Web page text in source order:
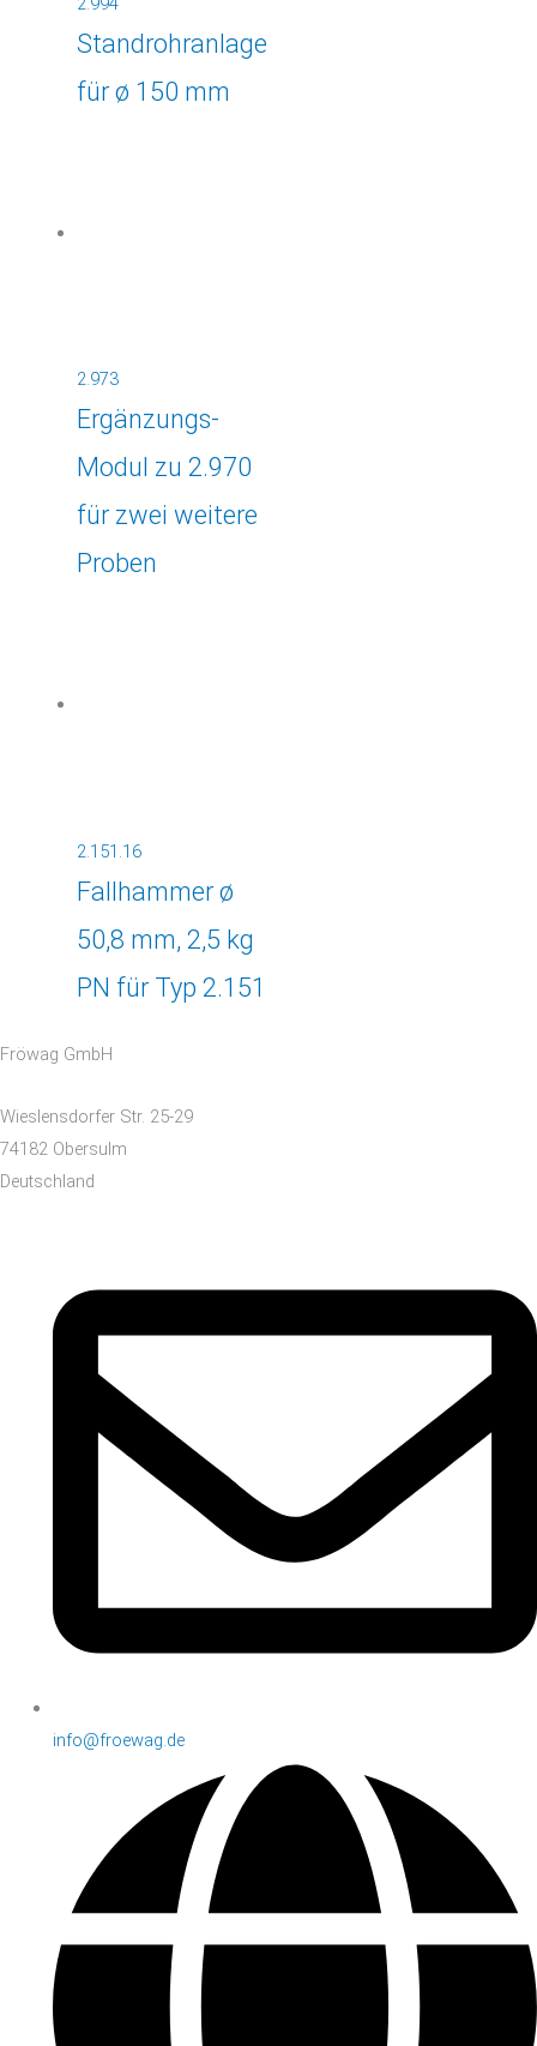
Standrohranlage
für ø 150 mm
2.973
Ergänzungs-
Modul zu 2.970
für zwei weitere
Proben
2.151.16
Fallhammer ø
50,8 mm, 2,5 kg
PN für Typ 2.151
Fröwag GmbH
Wieslensdorfer Str. 25-29
74182 Obersulm
Deutschland
info@froewag.de